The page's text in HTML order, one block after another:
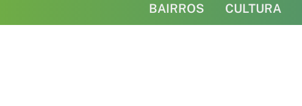
BAIRROS CULTURA